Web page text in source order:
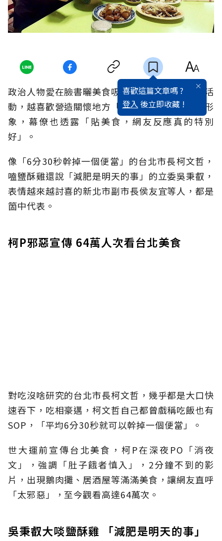
喜歡這篇文章嗎 ?
登入 後立即收藏 !
政治人物愛在臉書曬美食吸人氣，越接近選舉和活
動，越喜歡營造關懷地方「接地氣」與平易近人形
象，幕僚也透露「貼美食，網友反應真的特別
好」。
像「6分30秒幹掉一個便當」的台北市長柯文哲，
嗑鹽酥雞還說「減肥是明天的事」的立委吳秉叡，
表情越來越討喜的新北市副市長侯友宜等人，都是
箇中代表。
柯P邪惡宣傳 64萬人次看台北美食
對吃沒啥研究的台北市長柯文哲，幾乎都是大口快
速吞下，吃相豪邁，柯文哲自己都曾戲稱吃飯也有
SOP，「平均6分30秒就可以幹掉一個便當」。
世大運前宣傳台北美食，柯P在深夜PO「消夜
文」，強調「肚子餓者慎入」，2分鐘不到的影
片，出現鵝肉攤、居酒屋等滿滿美食，讓網友直呼
「太邪惡」，至今觀看高達64萬次。
吳秉叡大啖鹽酥雞 「減肥是明天的事」